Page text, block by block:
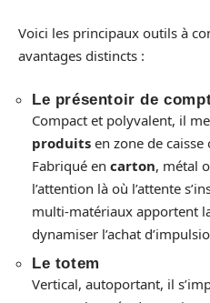
Voici les principaux outils à
avantages distincts :
Le présentoir de
Compact et polyvalent, il
produits en zone de
Fabriqué en carton, métal
l’attention là où l’attente
multi-matériaux apportent
dynamiser l’achat
Le totem
Vertical, autoportant, il